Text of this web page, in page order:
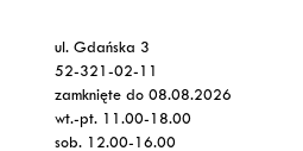
ul. Gdańska 3
52-321-02-11
zamknięte do 08.08.2026
wt.-pt. 11.00-18.00
sob. 12.00-16.00